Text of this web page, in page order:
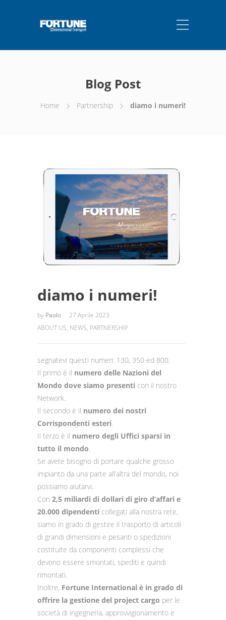
Blog Post
Home Partnership diamo i numeri!
diamo i numeri!
by Paolo
27 Aprile 2023
ABOUT US, NEWS, PARTNERSHIP
segnatevi questi numeri: 130, 350 ed 800.
Il primo è il numero delle Nazioni del
Mondo dove siamo presenti con il nostro
Network.
Il secondo è il numero dei nostri
Corrispondenti esteri
Il terzo è il numero degli Uffici sparsi in
tutto il mondo
Se avete bisogno di portare qualche grosso
impianto da una parte all’altra del mondo, noi
possiamo aiutarvi.
Con 2,5 miliardi di dollari di giro d’affari e
20.000 dipendenti collegati alla nostra rete,
siamo in grado di gestire il trasporto di articoli
di grandi dimensioni e pesanti o spedizioni
costituite da componenti complessi che
devono essere smontati, spediti e quindi
rimontati.
Inoltre, Fortune International è in grado di
offrire la gestione del project cargo per le
società di ingegneria, approvvigionamento e